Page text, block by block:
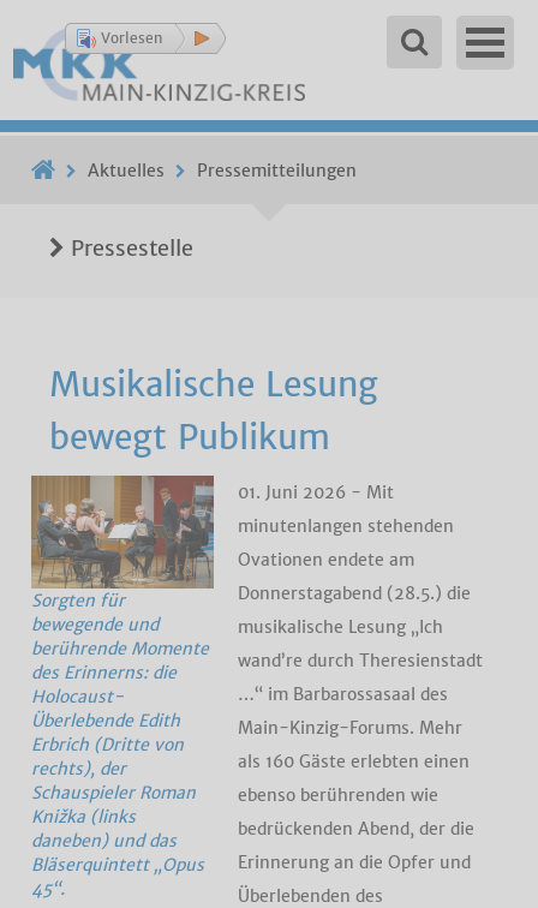
Vorlesen
Aktuelles Pressemitteilungen
Pressestelle
Musikalische Lesung
bewegt Publikum
Sorgten für
bewegende und
berührende Momente
des Erinnerns: die
Holocaust-
Überlebende Edith
Erbrich (Dritte von
rechts), der
Schauspieler Roman
Knižka (links
daneben) und das
Bläserquintett „Opus
45“.
01. Juni 2026 - Mit
minutenlangen stehenden
Ovationen endete am
Donnerstagabend (28.5.) die
musikalische Lesung „Ich
wand’re durch Theresienstadt
…“ im Barbarossasaal des
Main-Kinzig-Forums. Mehr
als 160 Gäste erlebten einen
ebenso berührenden wie
bedrückenden Abend, der die
Erinnerung an die Opfer und
Überlebenden des